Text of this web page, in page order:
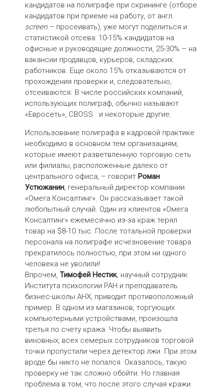
кандидатов на полиграфе при скрининге (отборе
кандидатов при приеме на работу, от англ.
screen– просеивать), уже могут поделиться и
статистикой отсева: 10-15% кандидатов на
офисные и руководящие должности, 25-30% – на
вакансии продавцов, курьеров, складских
работников. Еще около 15% отказываются от
прохождения проверки и, следовательно,
отсеиваются. В числе российских компаний,
использующих полиграф, обычно называют
«Евросеть», CBOSS и некоторые другие.
Использование полиграфа в кадровой практике
необходимо в основном тем организациям,
которые имеют разветвленную торговую сеть
или филиалы, расположенные далеко от
центрального офиса, – говорит Роман
Устюжанин, генеральный директор компании
«Омега Консалтинг». Он рассказывает такой
любопытный случай. Один из клиентов «Омега
Консалтинг» ежемесячно из-за краж терял
товар на $8-10 тыс. После тотальной проверки
персонала на полиграфе исчезновение товара
прекратилось полностью, при этом ни одного
человека не уволили!
Впрочем, Тимофей Нестик, научный сотрудник
Института психологии РАН и преподаватель
бизнес-школы АНХ, приводит противоположный
пример. В одном из магазинов, торгующих
компьютерными устройствами, произошла
третья по счету кража. Чтобы выявить
виновных, всех семерых сотрудников торговой
точки пропустили через детектор лжи. При этом
вроде бы никто не попался. Оказалось, такую
проверку не так сложно обойти. Но главная
проблема в том, что после этого случая кражи